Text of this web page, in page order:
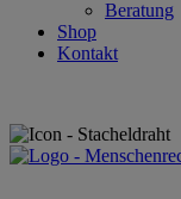
Beratung
Shop
Kontakt